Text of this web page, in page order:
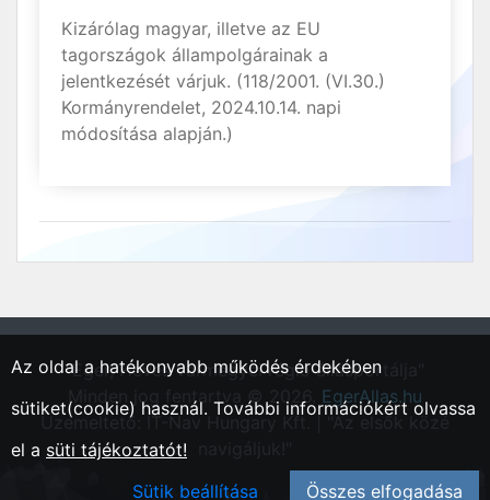
Kizárólag magyar, illetve az EU
tagországok állampolgárainak a
jelentkezését várjuk. (118/2001. (VI.30.)
Kormányrendelet, 2024.10.14. napi
módosítása alapján.)
"Eger, Heves vármegyei régió állásportálja"
Minden jog fentartva © 2026. EgerAllas.hu
Üzemeltető: IT-Nav Hungary Kft. | "Az elsők közé
Az oldal a hatékonyabb működés érdekében
sütiket(cookie) használ. További információkért olvassa
el a süti tájékoztatót!
Sütik beállítása
Összes elfogadása